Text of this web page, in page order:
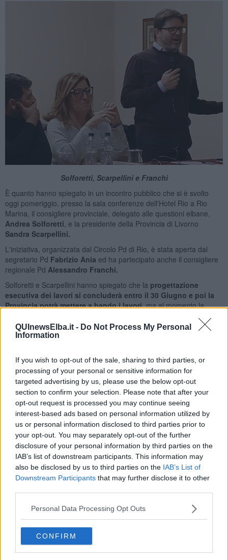
QUInewsElba.it - Do Not Process My Personal
Information
If you wish to opt-out of the sale, sharing to third parties, or
processing of your personal or sensitive information for
targeted advertising by us, please use the below opt-out
section to confirm your selection. Please note that after your
opt-out request is processed you may continue seeing
interest-based ads based on personal information utilized by
us or personal information disclosed to third parties prior to
your opt-out. You may separately opt-out of the further
disclosure of your personal information by third parties on the
IAB’s list of downstream participants. This information may
also be disclosed by us to third parties on the IAB’s List of
Downstream Participants that may further disclose it to other
Personal Data Processing Opt Outs
CONFIRM
Solforetti, Scarpellini e Franchi
È quanto hanno spiegato in un incontro pubblico che si è svolto
oggi pomeriggio, presso la sala conferenze dell'Hotel Rio a Rio
Marina, il consigliere provinciale, delegato alle questioni elbane,
Andrea Solforetti , e la presidente della Provincia di Livorno
Sandra Scarpellini.
L'iniziativa, organizzata dal Circolo Pd di Rio, è stata aperta dal
segretario Pd Fabrizio Ania ed ha partecipato anche il consigliere
regionale Pd Alessandro Franchi.
Solforetti e Scarpellini hanno spiegato che la progettazione
esecutiva dei lavori si concluderà entro il 30 Giugno e poi la
Provincia potrà mettere a bando i lavori,ma al momento la
prevedono di rinforzare il terreno sottostante con pali in cemento
armato.
Il pubblico in sala
La presidente Scarpellini ha aggiunto che le risorse sono state
richieste alla Regione e che il presidente Giani ha assicurato il suo